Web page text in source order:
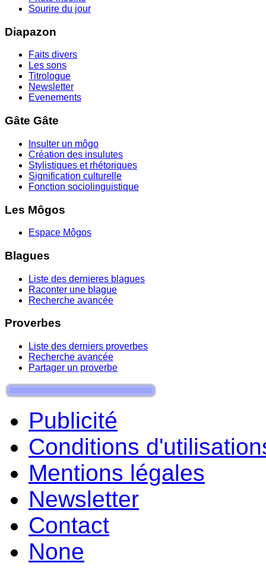
Sourire du jour
Diapazon
Faits divers
Les sons
Titrologue
Newsletter
Evenements
Gâte Gâte
Insulter un môgo
Création des insulutes
Stylistiques et rhétoriques
Signification culturelle
Fonction sociolinguistique
Les Môgos
Espace Môgos
Blagues
Liste des dernieres blagues
Raconter une blague
Recherche avancée
Proverbes
Liste des derniers proverbes
Recherche avancée
Partager un proverbe
Publicité
Conditions
Mentions légales
Newsletter
Contact
None